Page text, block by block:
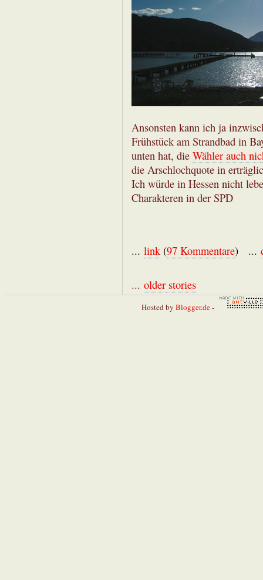
Ansonsten kann ich ja
Frühstück am Strandbad in
unten hat, die Wähler auch
die Arschlochquote in
Ich würde in Hessen nicht
Charakteren in der SPD
... link(97 Kommentare) ...
... older stories
Hosted by Blogger.de-